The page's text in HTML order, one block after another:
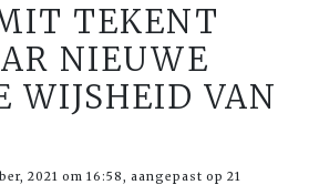
TEKENT
NIEUWE
WIJSHEID VAN
2021 om 16:58, aangepast op 21